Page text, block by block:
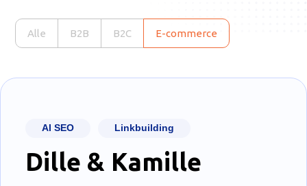
Alle B2B B2C E-commerce
AI SEO Linkbuilding
Dille & Kamille